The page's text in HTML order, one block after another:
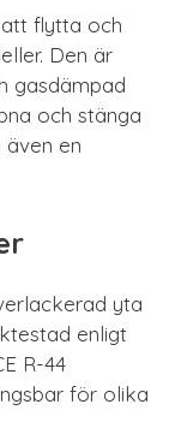
flytta och
Den är
gasdämpad
och stänga
en
yta
enligt
R-44
för olika